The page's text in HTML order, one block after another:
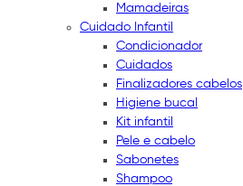
Mamadeiras
Cuidado Infantil
Condicionador
Cuidados
Finalizadores cabelos
Higiene bucal
Kit infantil
Pele e cabelo
Sabonetes
Shampoo